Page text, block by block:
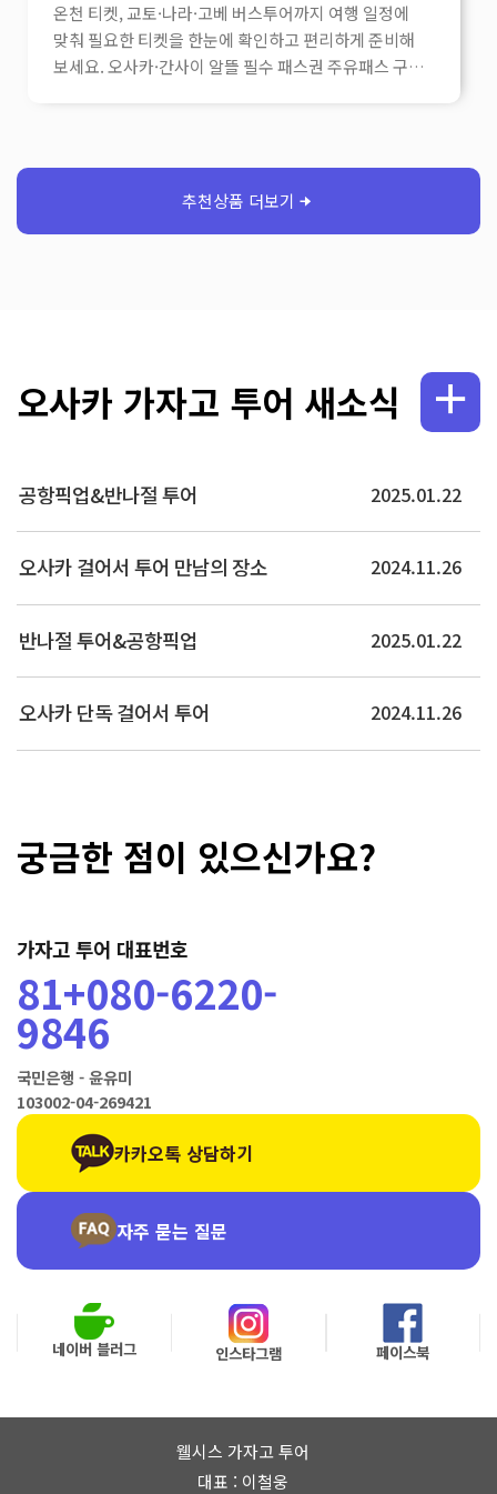
온천 티켓, 교토·나라·고베 버스투어까지 여행 일정에
맞춰 필요한 티켓을 한눈에 확인하고 편리하게 준비해
보세요. 오사카·간사이 알뜰 필수 패스권 주유패스 구매
추천 라피트 편도 구매 난카이 라피트 오사카 메트로
세트 간사이 리무진 버스 편도 하루카 특급열차 편도
버스투어 아마노하시다테 /이네후나야 버스투어
프로사진작가촬영 오사카 교토 버스투어 나라 사슴공원·
오사카 교토 아라시야마 일일 버스투어 고베 버스투어
웰시스 가자고 투어
대표 : 이철웅